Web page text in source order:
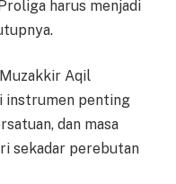
harus menjadi
Aqil
instrumen penting
dan masa
sekadar perebutan